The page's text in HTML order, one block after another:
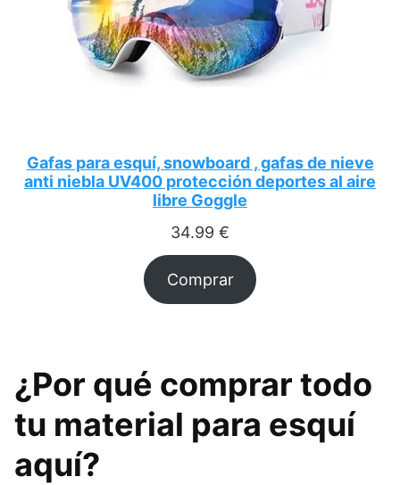
Gafas para esquí, snowboard , gafas de nieve
anti niebla UV400 protección deportes al aire
libre Goggle
34.99 €
Comprar
¿Por qué comprar todo
tu material para esquí
aquí?